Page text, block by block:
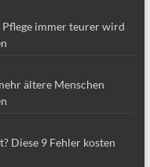
immer teurer wird
ältere Menschen
Diese 9 Fehler kosten